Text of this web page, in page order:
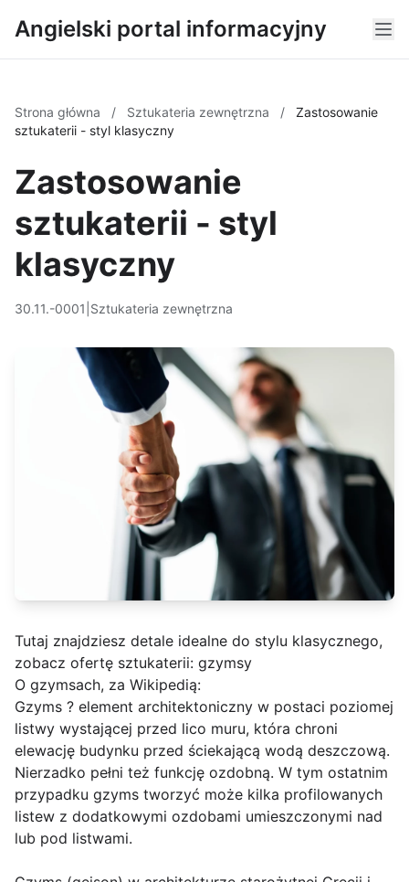
Angielski portal informacyjny
Strona główna / Sztukateria zewnętrzna /
Zastosowanie
sztukaterii - styl klasyczny
Zastosowanie
sztukaterii - styl
klasyczny
30.11.-0001 Sztukateria zewnętrzna
Tutaj znajdziesz detale idealne do stylu klasycznego,
zobacz ofertę sztukaterii: gzymsy
O gzymsach, za Wikipedią:
Gzyms ? element architektoniczny w postaci poziomej
listwy wystającej przed lico muru, która chroni
elewację budynku przed ściekającą wodą deszczową.
Nierzadko pełni też funkcję ozdobną. W tym ostatnim
przypadku gzyms tworzyć może kilka profilowanych
listew z dodatkowymi ozdobami umieszczonymi nad
lub pod listwami.